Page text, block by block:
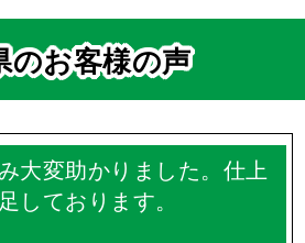
のお客様の声
大変助かりました。仕上
しております。